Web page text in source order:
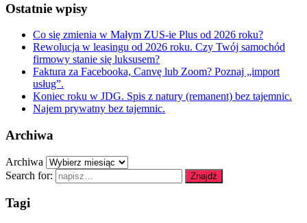
Ostatnie wpisy
Co się zmienia w Małym ZUS-ie Plus od 2026 roku?
Rewolucja w leasingu od 2026 roku. Czy Twój samochód
firmowy stanie się luksusem?
Faktura za Facebooka, Canvę lub Zoom? Poznaj „import
usług”.
Koniec roku w JDG. Spis z natury (remanent) bez tajemnic.
Najem prywatny bez tajemnic.
Archiwa
Archiwa
Search for:
Znajdź
Tagi